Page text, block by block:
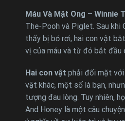
Máu Và Mật Ong – Winnie
The-Pooh và Piglet. Sau khi
thấy bị bỏ rơi, hai con vật
vị của máu và từ đó bắt đầu
Hai con vật phải đối mặt với
vật khác, một số là bạn,
tượng đau lòng. Tuy nhiên,
And Honey là một câu